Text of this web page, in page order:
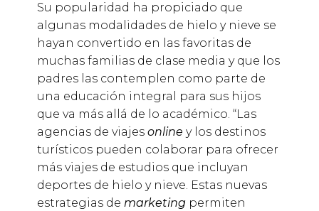
Su popularidad ha propiciado que
algunas modalidades de hielo y nieve se
hayan convertido en las favoritas de
muchas familias de clase media y que los
padres las contemplen como parte de
una educación integral para sus hijos
que va más allá de lo académico. “Las
agencias de viajes online y los destinos
turísticos pueden colaborar para ofrecer
más viajes de estudios que incluyan
deportes de hielo y nieve. Estas nuevas
estrategias de marketingpermiten